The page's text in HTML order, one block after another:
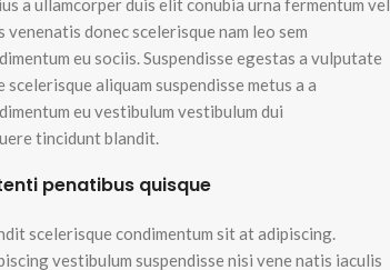
a ullamcorper duis elit conubia urna fermentum vel
venenatis donec scelerisque nam leo sem
eu sociis. Suspendisse egestas a vulputate
scelerisque aliquam suspendisse metus a a
eu vestibulum vestibulum dui
tincidunt blandit.
penatibus quisque
scelerisque condimentum sit at adipiscing.
vestibulum suspendisse nisi vene natis iaculis